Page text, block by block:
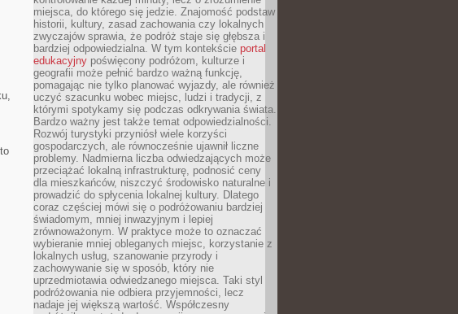
miejsca, do którego się jedzie. Znajomość podstaw
historii, kultury, zasad zachowania czy lokalnych
zwyczajów sprawia, że podróż staje się głębsza i
bardziej odpowiedzialna. W tym kontekście portal
edukacyjny poświęcony podróżom, kulturze i
geografii może pełnić bardzo ważną funkcję,
pomagając nie tylko planować wyjazdy, ale również
uczyć szacunku wobec miejsc, ludzi i tradycji, z
którymi spotykamy się podczas odkrywania świata.
Bardzo ważny jest także temat odpowiedzialności.
Rozwój turystyki przyniósł wiele korzyści
gospodarczych, ale równocześnie ujawnił liczne
problemy. Nadmierna liczba odwiedzających może
przeciążać lokalną infrastrukturę, podnosić ceny
dla mieszkańców, niszczyć środowisko naturalne i
prowadzić do spłycenia lokalnej kultury. Dlatego
coraz częściej mówi się o podróżowaniu bardziej
świadomym, mniej inwazyjnym i lepiej
zrównoważonym. W praktyce może to oznaczać
wybieranie mniej obleganych miejsc, korzystanie z
lokalnych usług, szanowanie przyrody i
zachowywanie się w sposób, który nie
uprzedmiotawia odwiedzanego miejsca. Taki styl
podróżowania nie odbiera przyjemności, lecz
nadaje jej większą wartość. Współczesny